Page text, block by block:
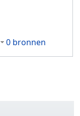
0 bronnen